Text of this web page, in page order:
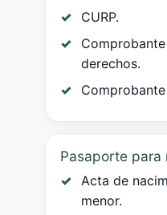
CURP.
derechos.
Pasaporte para
Acta de
menor.